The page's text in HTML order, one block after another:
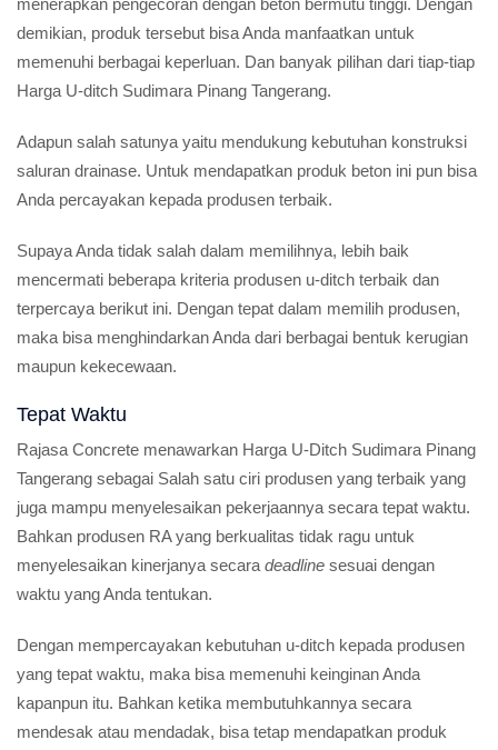
menerapkan pengecoran dengan beton bermutu tinggi. Dengan
demikian, produk tersebut bisa Anda manfaatkan untuk
memenuhi berbagai keperluan. Dan banyak pilihan dari tiap-tiap
Harga U-ditch Sudimara Pinang Tangerang.
Adapun salah satunya yaitu mendukung kebutuhan konstruksi
saluran drainase. Untuk mendapatkan produk beton ini pun bisa
Anda percayakan kepada produsen terbaik.
Supaya Anda tidak salah dalam memilihnya, lebih baik
mencermati beberapa kriteria produsen u-ditch terbaik dan
terpercaya berikut ini. Dengan tepat dalam memilih produsen,
maka bisa menghindarkan Anda dari berbagai bentuk kerugian
maupun kekecewaan.
Tepat Waktu
Rajasa Concrete menawarkan Harga U-Ditch Sudimara Pinang
Tangerang sebagai Salah satu ciri produsen yang terbaik yang
juga mampu menyelesaikan pekerjaannya secara tepat waktu.
Bahkan produsen RA yang berkualitas tidak ragu untuk
menyelesaikan kinerjanya secara deadline sesuai dengan
waktu yang Anda tentukan.
Dengan mempercayakan kebutuhan u-ditch kepada produsen
yang tepat waktu, maka bisa memenuhi keinginan Anda
kapanpun itu. Bahkan ketika membutuhkannya secara
mendesak atau mendadak, bisa tetap mendapatkan produk